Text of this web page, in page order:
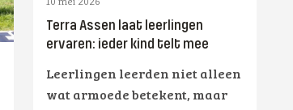
10 mei 2026
Terra Assen laat leerlingen
ervaren: ieder kind telt mee
Leerlingen leerden niet alleen
wat armoede betekent, maar